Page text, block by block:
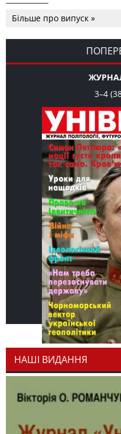
Романчука
СЛОВО РЕДАКЦІЙНЕ Олег
як уособлення
Більше про випуск »
3–4
НАШІ ВИДАННЯ